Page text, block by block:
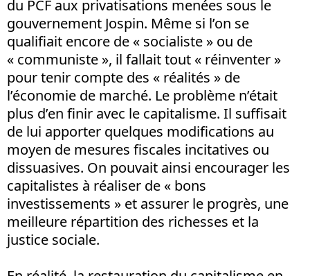
du PCF aux privatisations menées sous le
gouvernement Jospin. Même si l’on se
qualifiait encore de « socialiste » ou de
« communiste », il fallait tout « réinventer »
pour tenir compte des « réalités » de
l’économie de marché. Le problème n’était
plus d’en finir avec le capitalisme. Il suffisait
de lui apporter quelques modifications au
moyen de mesures fiscales incitatives ou
dissuasives. On pouvait ainsi encourager les
capitalistes à réaliser de « bons
investissements » et assurer le progrès, une
meilleure répartition des richesses et la
justice sociale.